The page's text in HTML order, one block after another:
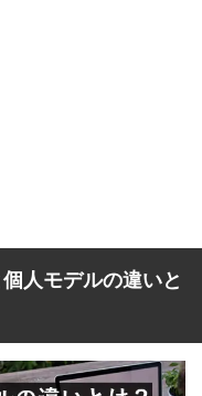
人モデルの違いと